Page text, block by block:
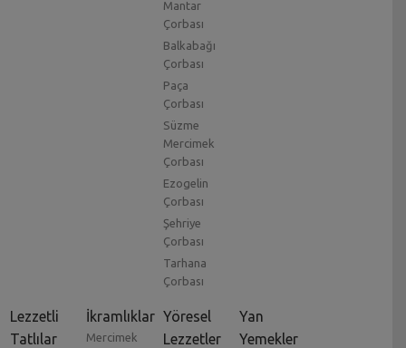
Mantar
Çorbası
Balkabağı
Çorbası
Paça
Çorbası
Süzme
Mercimek
Çorbası
Ezogelin
Çorbası
Şehriye
Çorbası
Tarhana
Çorbası
Lezzetli
Tatlılar
İkramlıklar
Mercimek
Yöresel
Lezzetler
Yan
Yemekler